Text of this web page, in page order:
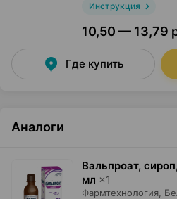
Инструкция
10,50 — 13,79
Где купить
Аналоги
Вальпроат, сироп,
мл ×1
Фармтехнология ,